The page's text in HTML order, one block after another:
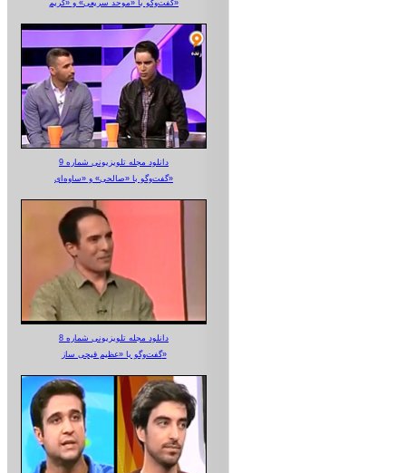
گفت‌وگو با «موحد سریعی» و «کریم»
دانلود مجله تلویزیونی شماره 9
گفت‌وگو با «صالحی» و «ساوه‌ای»
دانلود مجله تلویزیونی شماره 8
گفت‌وگو با «عظیم قیچی ساز»